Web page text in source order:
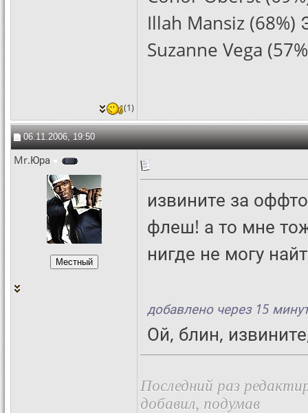
Illah Mansiz
Suzanne Vega
(1)
06.11.2006, 19:50
Mr.Юра
извините за
флеш! а то мне
нигде не могу
добавлено через 15
Ой, блин,
Последний раз
добавил, подумав